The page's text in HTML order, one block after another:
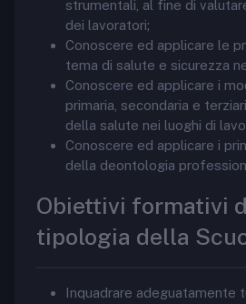
strumentali, al fine di
dei lavoratori;
Conoscere ed applicare le
tema di salute e sicurezza
Conoscere ed applicare i
primaria, secondaria e
della salute nei luoghi di
Conoscere ed applicare i
della deontologia
Obiettivi formativi
tipologia della
Inquadrare adeguatamente